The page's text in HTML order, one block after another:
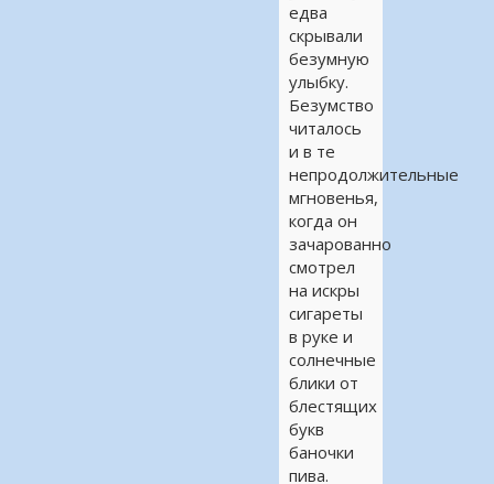
едва
скрывали
безумную
улыбку.
Безумство
читалось
и в те
непродолжительные
мгновенья,
когда он
зачарованно
смотрел
на искры
сигареты
в руке и
солнечные
блики от
блестящих
букв
баночки
пива.